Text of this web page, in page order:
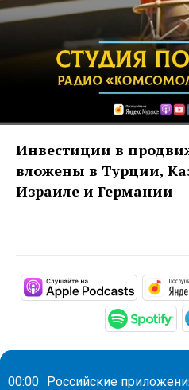
Инвестиции в
вложены в Турции,
Израиле и Германии
https://
00:00